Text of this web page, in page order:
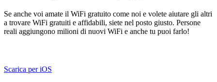
Se anche voi amate il WiFi gratuito come noi e volete aiutare gli altri
a trovare WiFi gratuiti e affidabili, siete nel posto giusto. Persone
reali aggiungono milioni di nuovi WiFi e anche tu puoi farlo!
Scarica per iOS